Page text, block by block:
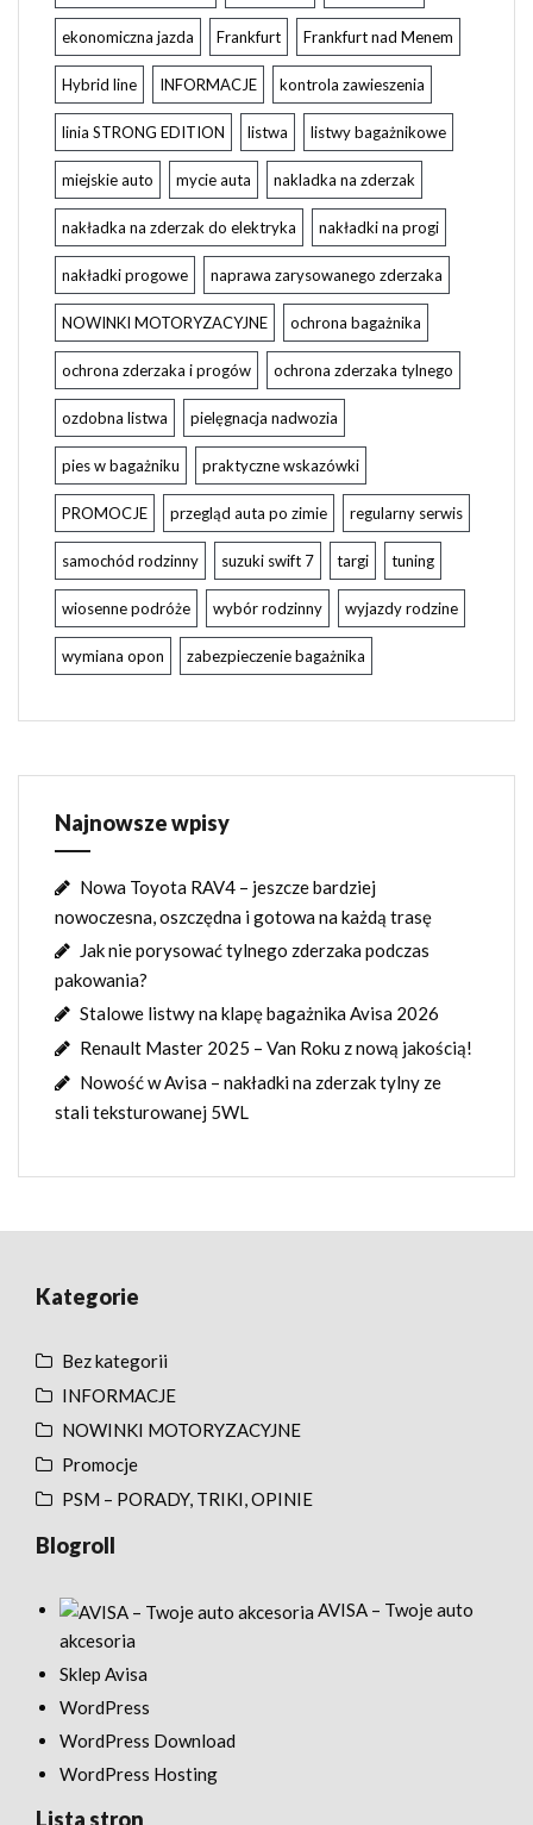
ekonomiczna jazda Frankfurt Frankfurt nad Menem
Hybrid line INFORMACJE kontrola zawieszenia
linia STRONG EDITION listwa listwy bagażnikowe
miejskie auto mycie auta nakladka na zderzak
nakładka na zderzak do elektryka nakładki na progi
nakładki progowe naprawa zarysowanego zderzaka
NOWINKI MOTORYZACYJNE ochrona bagażnika
ochrona zderzaka i progów ochrona zderzaka tylnego
ozdobna listwa pielęgnacja nadwozia
pies w bagażniku praktyczne wskazówki
PROMOCJE przegląd auta po zimie regularny serwis
samochód rodzinny suzuki swift 7 targi tuning
wiosenne podróże wybór rodzinny wyjazdy rodzine
wymiana opon zabezpieczenie bagażnika
Najnowsze wpisy
Nowa Toyota RAV4 – jeszcze bardziej
nowoczesna, oszczędna i gotowa na każdą trasę
Jak nie porysować tylnego zderzaka podczas
pakowania?
Stalowe listwy na klapę bagażnika Avisa 2026
Renault Master 2025 – Van Roku z nową jakością!
Nowość w Avisa – nakładki na zderzak tylny ze
stali teksturowanej 5WL
Kategorie
Bez kategorii
INFORMACJE
NOWINKI MOTORYZACYJNE
Promocje
PSM – PORADY, TRIKI, OPINIE
Blogroll
AVISA – Twoje auto
akcesoria
Sklep Avisa
WordPress
WordPress Download
WordPress Hosting
Lista stron